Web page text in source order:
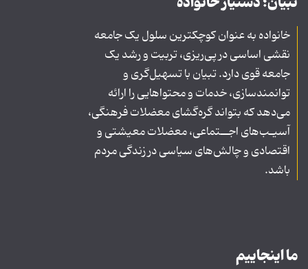
خانواده به عنوان کوچکترین سلول یک جامعه
نقشی اساسی در پی‌ریزی، تربیت و رشد یک
جامعه قوی دارد. تبیان با تسهیل‌گری و
توانمندسازی، خدمات و محتواهایی را ارائه
می‌دهد که بتواند گره‌گشای معضلات فرهنگی،
آسیـب‌های اجــتماعی، معضلات معیشتی و
اقتصادی و چالش‌های سیاسی در زندگی مردم
باشد.
ما اینجاییم